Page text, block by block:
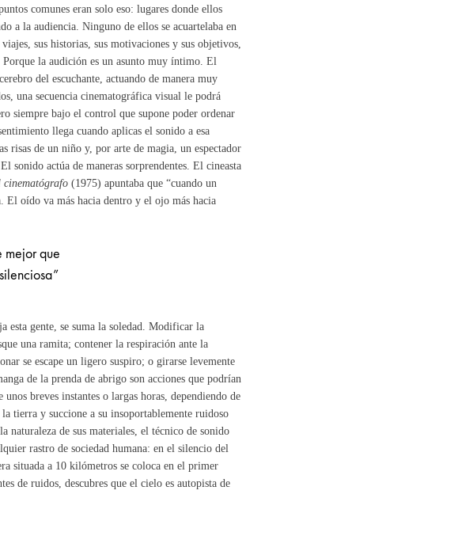
comunes eran solo eso: lugares donde ellos
a la audiencia. Ninguno de ellos se acuartelaba en
sus historias, sus motivaciones y sus objetivos,
la audición es un asunto muy íntimo. El
del escuchante, actuando de manera muy
una secuencia cinematográfica visual le podrá
siempre bajo el control que supone poder ordenar
llega cuando aplicas el sonido a esa
risas de un niño y, por arte de magia, un espectador
sonido actúa de maneras sorprendentes. El cineasta
cinematógrafo (1975) apuntaba que “cuando un
El oído va más hacia dentro y el ojo más hacia
mejor que
esta gente, se suma la soledad. Modificar la
una ramita; contener la respiración ante la
se escape un ligero suspiro; o girarse levemente
de la prenda de abrigo son acciones que podrían
breves instantes o largas horas, dependiendo de
tierra y succione a su insoportablemente ruidoso
naturaleza de sus materiales, el técnico de sonido
rastro de sociedad humana: en el silencio del
situada a 10 kilómetros se coloca en el primer
de ruidos, descubres que el cielo es autopista de